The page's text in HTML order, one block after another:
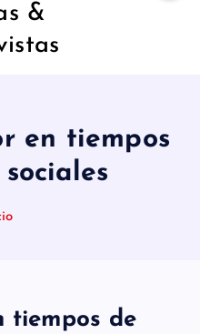
&
en tiempos
tiempos de